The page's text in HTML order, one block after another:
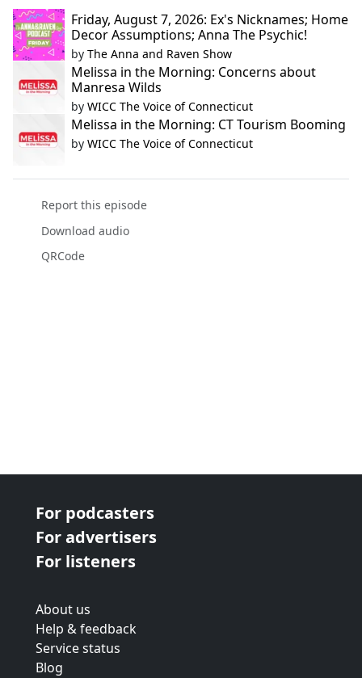
Friday, August 7, 2026: Ex's Nicknames; Home
Decor Assumptions; Anna The Psychic!
by The Anna and Raven Show
Melissa in the Morning: Concerns about
Manresa Wilds
by WICC The Voice of Connecticut
Melissa in the Morning: CT Tourism Booming
by WICC The Voice of Connecticut
Report this episode
Download audio
QRCode
For podcasters
For advertisers
For listeners
About us
Help & feedback
Service status
Blog